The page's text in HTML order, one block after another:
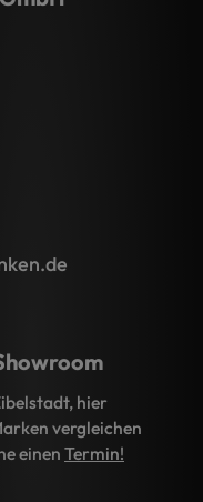
hier
vergleichen
einenTermin!